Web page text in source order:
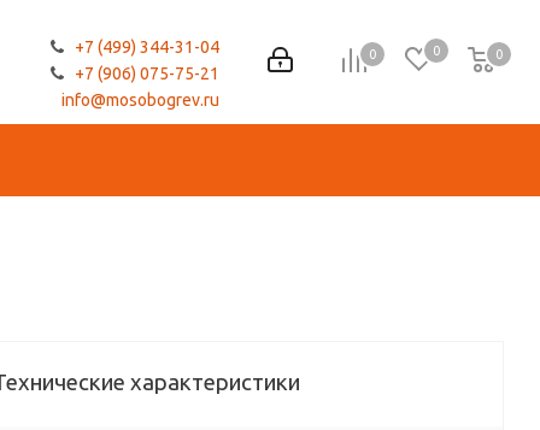
0 0 0
0
+7 (499) 344-31-04
+7 (906) 075-75-21
info@mosobogrev.ru
характеристики